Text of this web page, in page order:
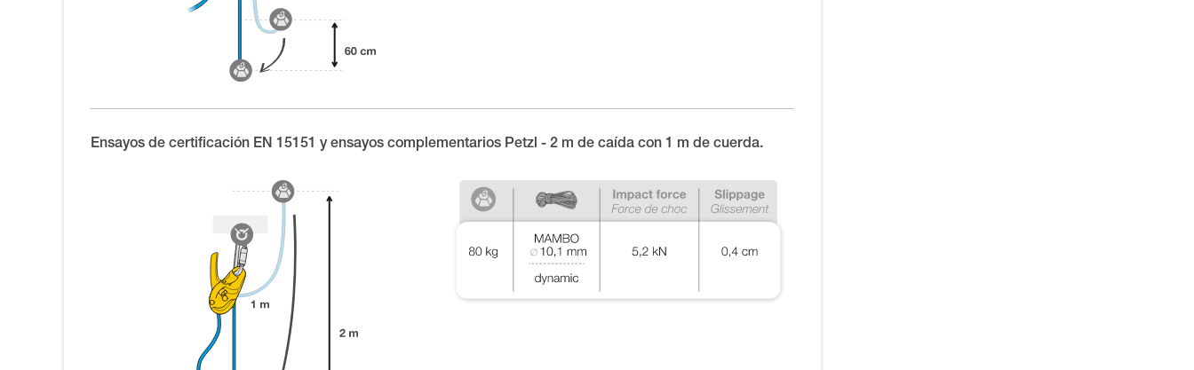
Ensayos de certificación EN 15151 y ensayos complementarios Petzl - 2 m de caída con 1 m de cuerda.